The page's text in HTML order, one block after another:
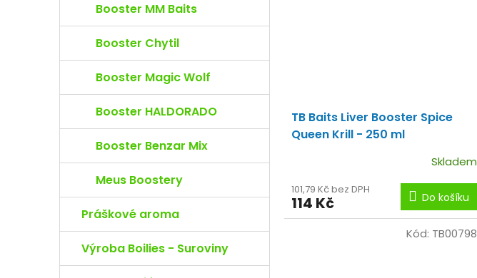
Booster MM Baits
Booster Chytil
Booster Magic Wolf
Booster HALDORADO
Booster Benzar Mix
Meus Boostery
Práškové aroma
Výroba Boilies - Suroviny
TB Baits Liver Booster Spice
Queen Krill - 250 ml
Skladem
101,79 Kč bez DPH
114 Kč Do košíku
Kód: TB00798